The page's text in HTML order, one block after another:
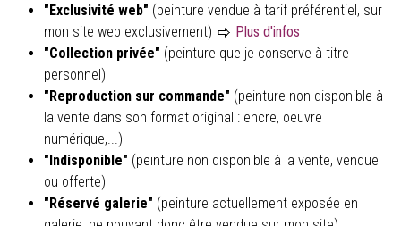
"Exclusivité web" (peinture vendue à tarif préférentiel, sur
mon site web exclusivement)
Plus d'infos
"Collection privée" (peinture que je conserve à titre
personnel)
"Reproduction sur commande" (peinture non disponible à
la vente dans son format original : encre, oeuvre
numérique,...)
"Indisponible" (peinture non disponible à la vente, vendue
ou offerte)
"Réservé galerie" (peinture actuellement exposée en